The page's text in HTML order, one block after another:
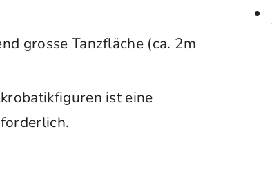
grosse Tanzfläche (ca. 2m
ist eine